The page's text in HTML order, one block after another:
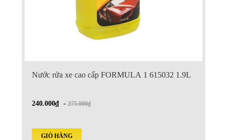
Nước rửa xe cao cấp FORMULA 1 615032 1.9L
240.000₫ - 275.000₫
GIỎ HÀNG